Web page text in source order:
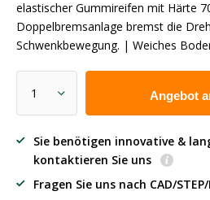
elastischer Gummireifen mit Härte
Doppelbremsanlage bremst die
Schwenkbewegung. | Weiches
Angebot
Sie benötigen innovative &
kontaktieren Sie uns
Fragen Sie uns nach CAD/